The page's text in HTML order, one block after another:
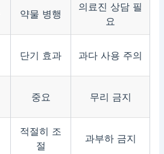
약물 병행
의료진 상담 필
요
단기 효과 과다 사용 주의
중요 무리 금지
적절히 조
절
과부하 금지